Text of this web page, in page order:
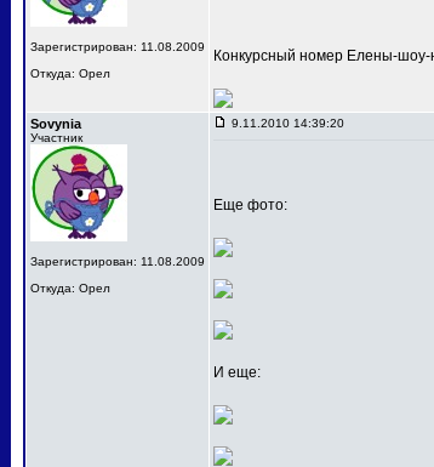
Зарегистрирован: 11.08.2009
Откуда: Орел
Конкурсный номер Елены-
Sovynia
Участник
Зарегистрирован: 11.08.2009
Откуда: Орел
9.11.2010 14:39:20
Еще фото:
И еще: